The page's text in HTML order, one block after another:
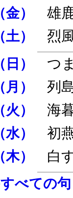
） 雄
） 烈
） つ
） 列
） 海
） 初
） 白
べての句